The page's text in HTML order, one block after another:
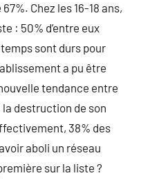
Chez les 16-18 ans,
: 50% d’entre eux
sont durs pour
a pu être
tendance entre
destruction de son
38% des
aboli un réseau
sur la liste ?